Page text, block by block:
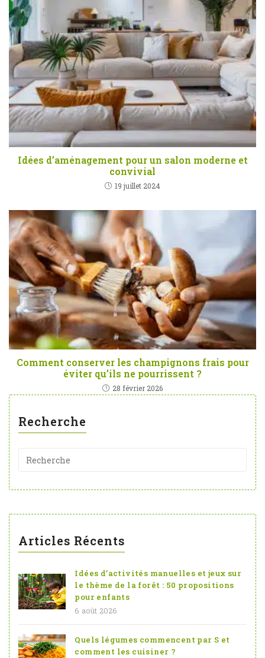
Idées d’aménagement pour un salon moderne et
convivial
19 juillet 2024
Comment conserver les champignons frais pour
éviter qu’ils ne pourrissent ?
28 février 2026
Recherche
Articles Récents
Idées d’activités manuelles et jeux sur
le thème de la forêt : 50 propositions
pour enfants
6 août 2026
Quels légumes commencent par S et
comment les cuisiner ?